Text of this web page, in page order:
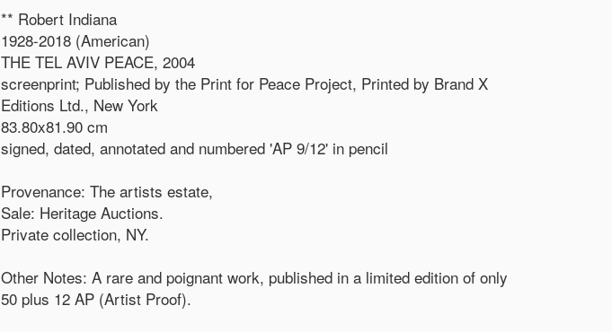
** Robert Indiana
1928-2018 (American)
THE TEL AVIV PEACE, 2004
screenprint; Published by the Print for Peace Project, Printed by Brand X
Editions Ltd., New York
83.80x81.90 cm
signed, dated, annotated and numbered 'AP 9/12' in pencil
Provenance: The artists estate,
Sale: Heritage Auctions.
Private collection, NY.
Other Notes: A rare and poignant work, published in a limited edition of only
50 plus 12 AP (Artist Proof).